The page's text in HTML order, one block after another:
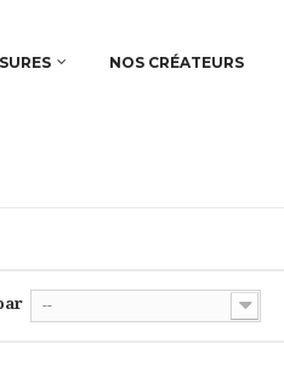
NOS CRÉATEURS
--